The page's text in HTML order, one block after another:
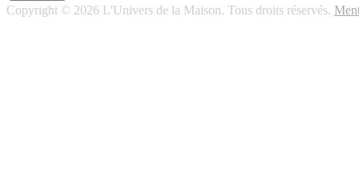
Copyright © 2026 L'Univers de la Maison. Tous droits réservés.